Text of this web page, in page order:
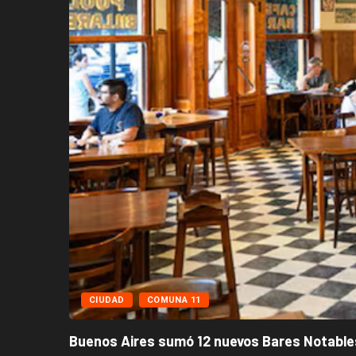
CIUDAD COMUNA 11
Buenos Aires sumó 12 nuevos Bares